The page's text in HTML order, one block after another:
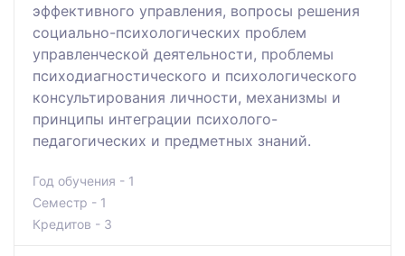
эффективного управления, вопросы решения
социально-психологических проблем
управленческой деятельности, проблемы
психодиагностического и психологического
консультирования личности, механизмы и
принципы интеграции психолого-
педагогических и предметных знаний.
Год обучения - 1
Семестр - 1
Кредитов - 3